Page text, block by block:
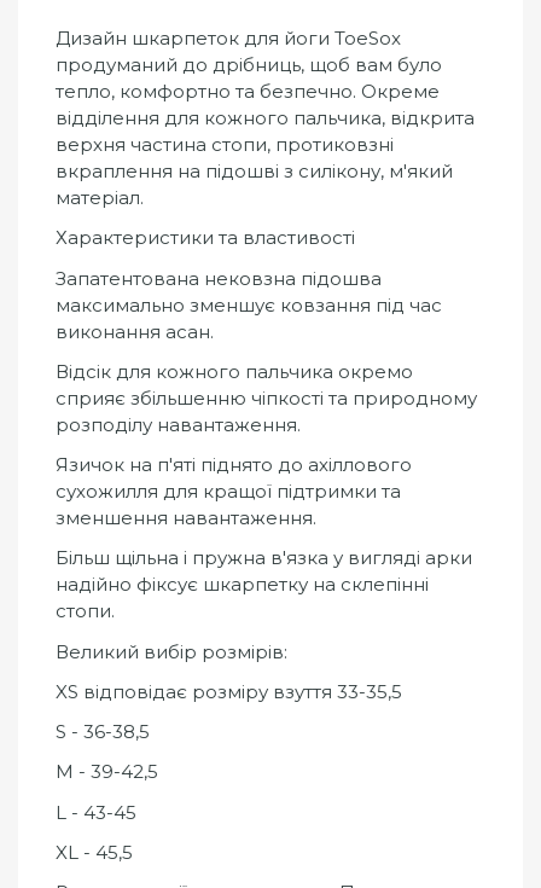
Дизайн шкарпеток для йоги ToeSox
продуманий до дрібниць, щоб вам було
тепло, комфортно та безпечно. Окреме
відділення для кожного пальчика, відкрита
верхня частина стопи, протиковзні
вкраплення на підошві з силікону, м'який
матеріал.
Характеристики та властивості
Запатентована нековзна підошва
максимально зменшує ковзання під час
виконання асан.
Відсік для кожного пальчика окремо
сприяє збільшенню чіпкості та природному
розподілу навантаження.
Язичок на п'яті піднято до ахіллового
сухожилля для кращої підтримки та
зменшення навантаження.
Більш щільна і пружна в'язка у вигляді арки
надійно фіксує шкарпетку на склепінні
стопи.
Великий вибір розмірів:
XS відповідає розміру взуття 33-35,5
S - 36-38,5
M - 39-42,5
L - 43-45
XL - 45,5